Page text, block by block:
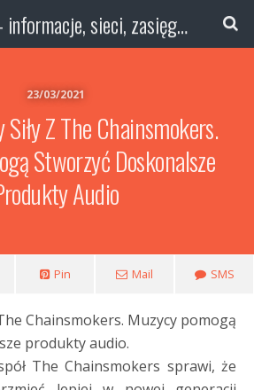
gsm.biz.pl - informacje, sieci, zasięg technologie
23/03/2021
Siły Z The Chainsmokers.
Stworzyć Doskonalsze
Audio
Pin Mail SMS
Chainsmokers. Muzycy pomogą
produkty audio.
The Chainsmokers sprawi, że